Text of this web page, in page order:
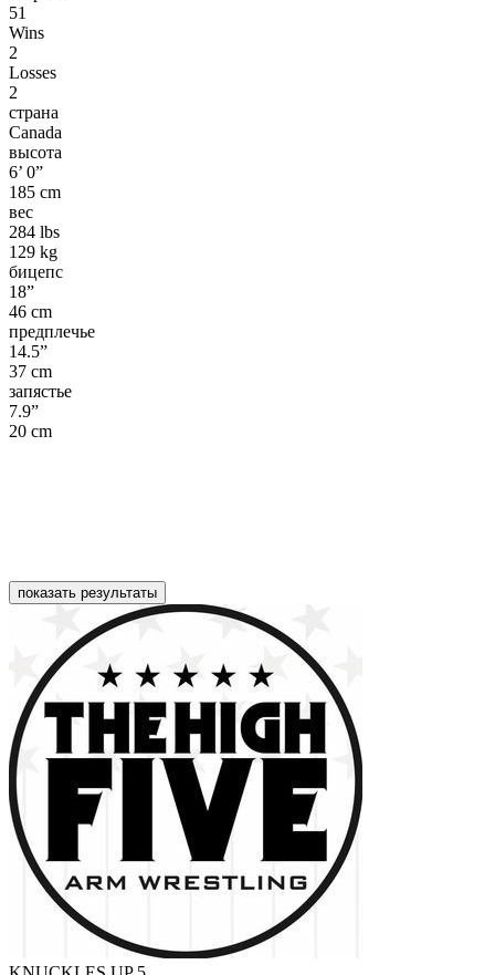
51
Wins
2
Losses
2
страна
Canada
высота
6’ 0”
185 cm
вес
284 lbs
129 kg
бицепс
18”
46 cm
предплечье
14.5”
37 cm
запястье
7.9”
20 cm
показать результаты